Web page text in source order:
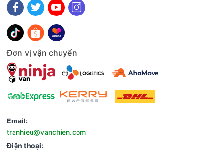
Đơn vị vận chuyển
Email:
tranhieu@vanchien.com
Điện thoại: